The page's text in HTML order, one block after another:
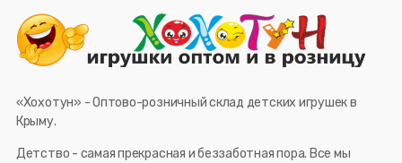
«Хохотун» - Оптово-розничный склад детских игрушек в
Крыму.
Детство - самая прекрасная и беззаботная пора. Все мы